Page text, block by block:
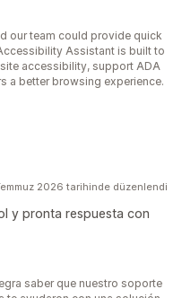
our team could provide quick
Assistant is built to
accessibility, support ADA
a better browsing experience.
2026 tarihinde düzenlendi
y pronta respuesta con
saber que nuestro soporte